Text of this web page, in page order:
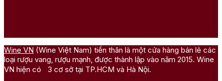
Wine VN (Wine Việt Nam) tiền thân là một cửa hàng bán lẻ các
loại rượu vang, rượu mạnh, được thành lập vào năm 2015. Wine
VN hiện có 3 cơ sở tại TP.HCM và Hà Nội.